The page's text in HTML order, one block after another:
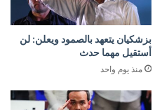
بزشكيان يتعهد بالصمود ويعلن: لن
أستقيل مهما حدث
منذ يوم واحد